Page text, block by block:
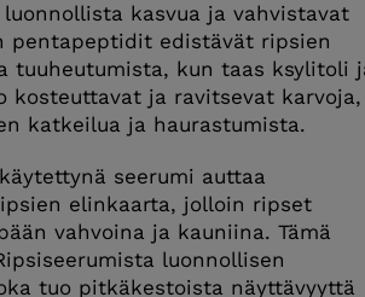
kasvua ja vahvistavat
pentapeptidit edistävät ripsien
tuuheutumista, kun taas ksylitoli
kosteuttavat ja ravitsevat karvoja,
katkeilua ja haurastumista.
seerumi auttaa
elinkaarta, jolloin ripset
vahvoina ja kauniina. Tämä
luonnollisen
tuo pitkäkestoista näyttävyyttä